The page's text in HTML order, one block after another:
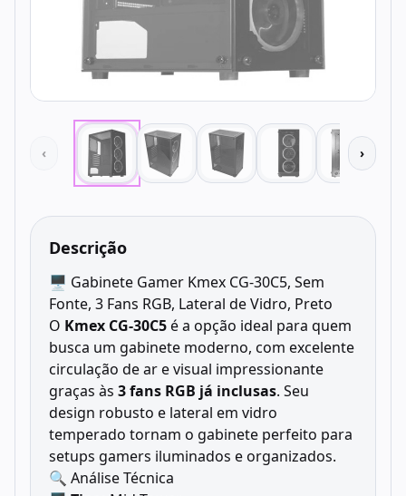
‹ ›
Descrição
🖥️ Gabinete Gamer Kmex CG-30C5, Sem
Fonte, 3 Fans RGB, Lateral de Vidro, Preto
O Kmex CG-30C5é a opção ideal para quem
busca um gabinete moderno, com excelente
circulação de ar e visual impressionante
graças às 3 fans RGB já inclusas. Seu
design robusto e lateral em vidro
temperado tornam o gabinete perfeito para
setups gamers iluminados e organizados.
🔍 Análise Técnica